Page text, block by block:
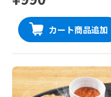
カート商品追加